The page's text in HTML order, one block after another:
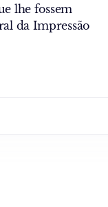
lhe fossem
da Impressão